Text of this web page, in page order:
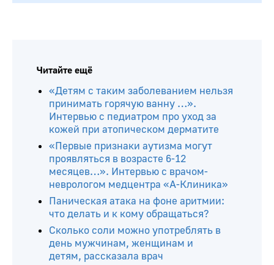
Читайте ещё
«Детям с таким заболеванием нельзя
принимать горячую ванну …».
Интервью с педиатром про уход за
кожей при атопическом дерматите
«Первые признаки аутизма могут
проявляться в возрасте 6-12
месяцев…». Интервью с врачом-
неврологом медцентра «А-Клиника»
Паническая атака на фоне аритмии:
что делать и к кому обращаться?
Сколько соли можно употреблять в
день мужчинам, женщинам и
детям, рассказала врач